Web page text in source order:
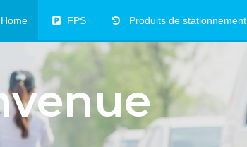
Home FPS Produits de stationnement